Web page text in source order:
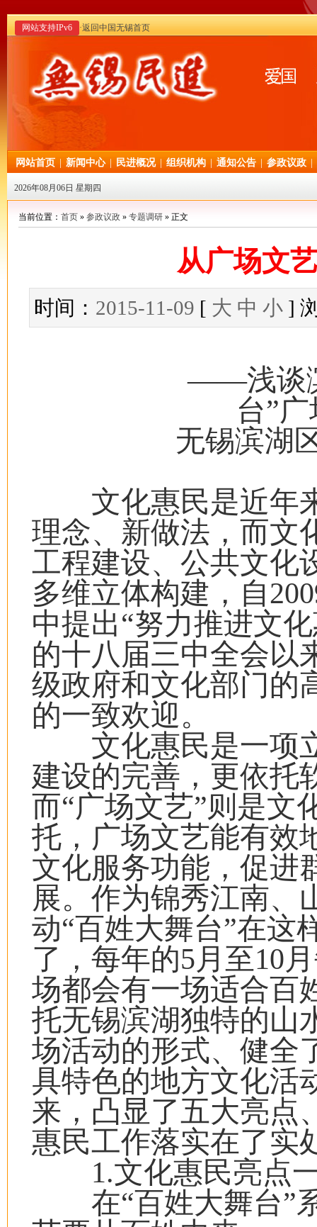
网站支持IPv6 ·返回中国无锡首页
网站首页 新闻中心 民进概况 组织机构 通知公告 参政议政
2026年08月06日 星期四
当前位置： 首页 » 参政议政 » 专题调研 » 正文
从广场文
时间： 2015-11-09 [ 大 中 小]
——浅谈滨湖
台”
无锡滨湖
文化惠民是近年来
理念、新做法，而文
工程建设、公共文化
多维立体构建，自
中提出“努力推进文
的十八届三中全会以
级政府和文化部门的
的一致欢迎。
文化惠民是一项立
建设的完善，更依托
而“广场文艺”则是文
托，广场文艺能有效
文化服务功能，促进
展。作为锦秀江南、
动“百姓大舞台”在这
了，每年的5月至10
场都会有一场适合百
托无锡滨湖独特的山
场活动的形式、健全
具特色的地方文化活
来，凸显了五大亮点
惠民工作落实在了实
1.文化惠民亮点一
在“百姓大舞台”